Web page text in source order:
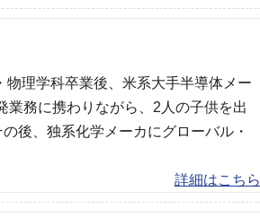
理学科卒業後、米系大手半導体メー
業務に携わりながら、2人の子供を出
後、独系化学メーカにグローバル・
詳細はこちら